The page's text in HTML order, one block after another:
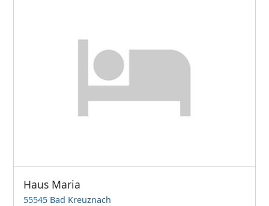
Haus Maria
55545 Bad Kreuznach